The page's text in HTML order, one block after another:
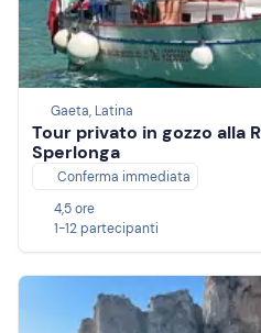
Gaeta, Latina
Tour privato in gozzo alla
Sperlonga
Conferma immediata
4,5 ore
1-12 partecipanti